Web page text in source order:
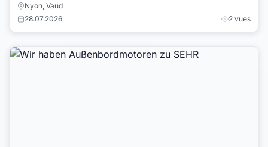
Nyon, Vaud
28.07.2026
2 vues